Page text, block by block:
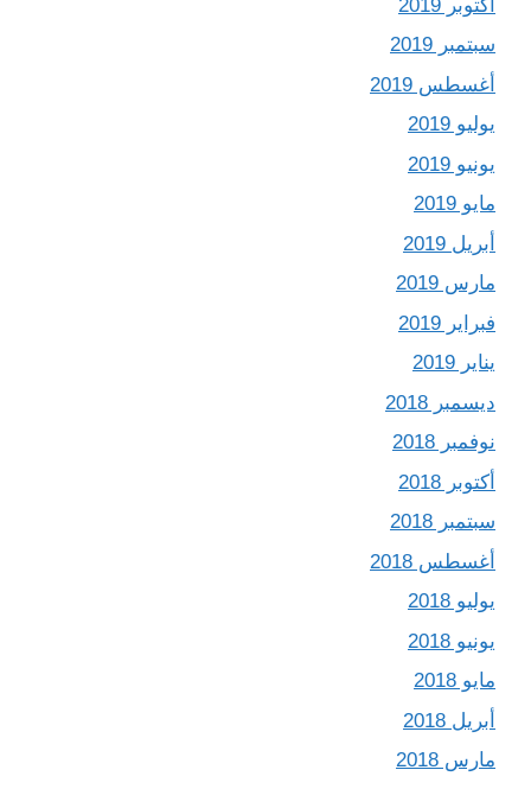
أكتوبر 2019
سبتمبر 2019
أغسطس 2019
يوليو 2019
يونيو 2019
مايو 2019
أبريل 2019
مارس 2019
فبراير 2019
يناير 2019
ديسمبر 2018
نوفمبر 2018
أكتوبر 2018
سبتمبر 2018
أغسطس 2018
يوليو 2018
يونيو 2018
مايو 2018
أبريل 2018
مارس 2018